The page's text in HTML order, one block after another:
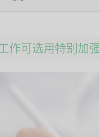
作可选用特别加